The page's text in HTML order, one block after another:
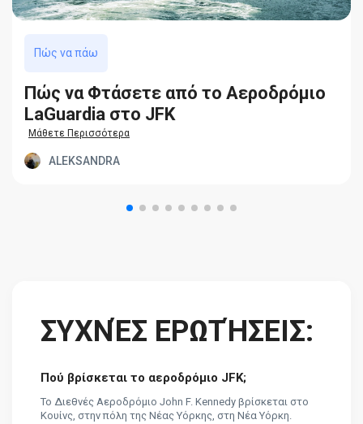
Πώς να πάω
Πώς να Φτάσετε από το Αεροδρόμιο
LaGuardia στο JFK
Μάθετε Περισσότερα
ALEKSANDRA
ΣΥΧΝΈΣ ΕΡΩΤΉΣΕΙΣ:
Πού βρίσκεται το αεροδρόμιο JFK;
Το Διεθνές Αεροδρόμιο John F. Kennedy βρίσκεται στο
Κουίνς, στην πόλη της Νέας Υόρκης, στη Νέα Υόρκη.